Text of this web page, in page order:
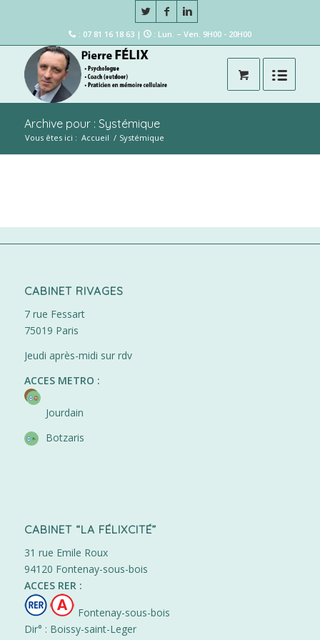
: 07 81 16 18 63 | : Lun. – Ven. 9H00 - 20H00
Archive pour : Systémique
Vous êtes ici : Accueil / Systémique
CABINET RIVAGES
7 rue Fessart
75019 Paris
Jeudi après-midi sur rdv
ACCES METRO :
Jourdain
Botzaris
CABINET “LA FÉLIXCITÉ”
31 rue Emile Roux
94120 Fontenay-sous-bois
ACCES RER :
Fontenay-sous-bois
Dir° : Boissy-saint-Leger